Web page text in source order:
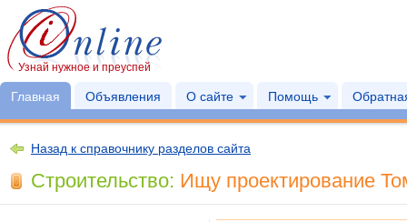
Узнай нужное и преуспей
Главная Объявления О сайте Помощь
Назад к справочнику разделов сайта
Строительство: Ищу проектирование